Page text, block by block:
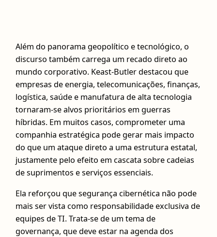
Além do panorama geopolítico e tecnológico, o
discurso também carrega um recado direto ao
mundo corporativo. Keast-Butler destacou que
empresas de energia, telecomunicações, finanças,
logística, saúde e manufatura de alta tecnologia
tornaram-se alvos prioritários em guerras
híbridas. Em muitos casos, comprometer uma
companhia estratégica pode gerar mais impacto
do que um ataque direto a uma estrutura estatal,
justamente pelo efeito em cascata sobre cadeias
de suprimentos e serviços essenciais.
Ela reforçou que segurança cibernética não pode
mais ser vista como responsabilidade exclusiva de
equipes de TI. Trata-se de um tema de
governança, que deve estar na agenda dos